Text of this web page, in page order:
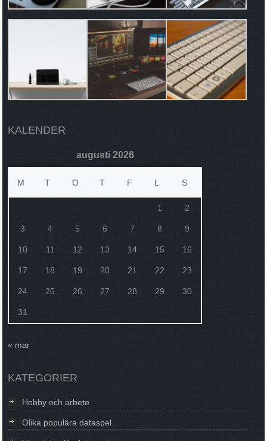
KALENDER
augusti 2026
M T O T F L S
1 2
3 4 5 6 7 8 9
10 11 12 13 14 15 16
17 18 19 20 21 22 23
24 25 26 27 28 29 30
31
« mar
KATEGORIER
Hobby och arbete
Olika populära dataspel